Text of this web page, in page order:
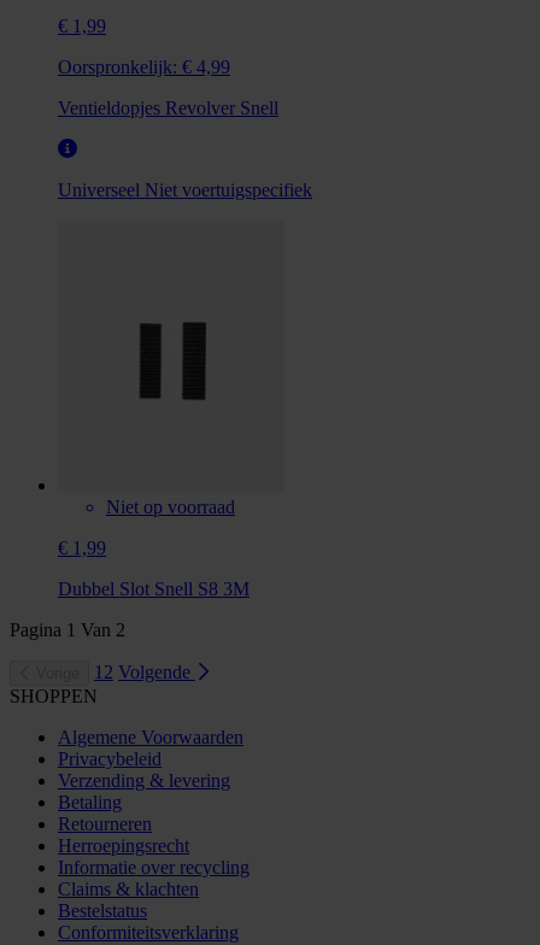
€ 1,99
Oorspronkelijk: € 4,99
Ventieldopjes Revolver Snell
Universeel Niet voertuigspecifiek
Niet op voorraad
€ 1,99
Dubbel Slot Snell S8 3M
Pagina 1 Van 2
12 Volgende
SHOPPEN
Algemene Voorwaarden
Privacybeleid
Verzending & levering
Betaling
Retourneren
Herroepingsrecht
Informatie over recycling
Claims & klachten
Bestelstatus
Conformiteitsverklaring